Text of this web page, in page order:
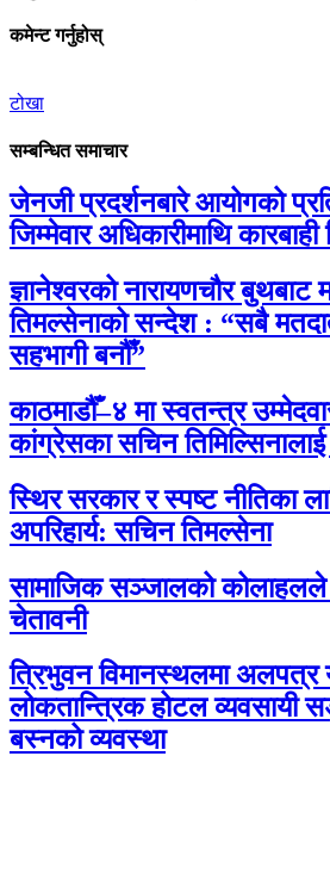
कमेन्ट गर्नुहोस्
टोखा
सम्बन्धित समाचार
जेनजी प्रदर्शनबारे आयोगको
जिम्मेवार अधिकारीमाथि
ज्ञानेश्वरको नारायणचौर बुथबाट
तिमल्सेनाको सन्देश : “सबै
सहभागी बनौँ”
काठमाडौँ–४ मा स्वतन्त्र उम्मेदवार
कांग्रेसका सचिन
स्थिर सरकार र स्पष्ट नीतिका
अपरिहार्य: सचिन तिमल्सेना
सामाजिक सञ्जालको
चेतावनी
त्रिभुवन विमानस्थलमा अलपत्र
लोकतान्त्रिक होटल व्यवसायी
बस्नको व्यवस्था